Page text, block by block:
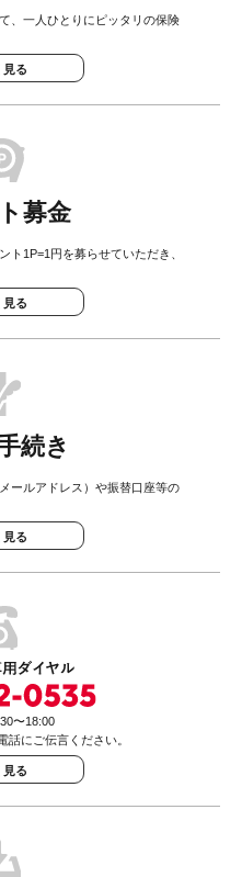
、一人ひとりにピッタリの保険
見る
募金
1P=1円を募らせていただき、
見る
続き
ールアドレス）や振替口座等の
見る
〜18:00
話にご伝言ください。
見る